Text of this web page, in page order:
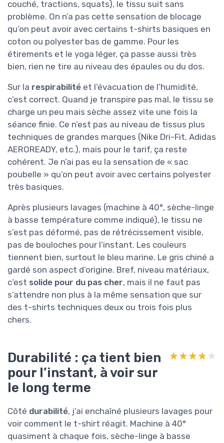
couché, tractions, squats), le tissu suit sans
problème. On n’a pas cette sensation de blocage
qu’on peut avoir avec certains t-shirts basiques en
coton ou polyester bas de gamme. Pour les
étirements et le yoga léger, ça passe aussi très
bien, rien ne tire au niveau des épaules ou du dos.
Sur la respirabilité et l’évacuation de l’humidité,
c’est correct. Quand je transpire pas mal, le tissu se
charge un peu mais sèche assez vite une fois la
séance finie. Ce n’est pas au niveau de tissus plus
techniques de grandes marques (Nike Dri-Fit, Adidas
AEROREADY, etc.), mais pour le tarif, ça reste
cohérent. Je n’ai pas eu la sensation de « sac
poubelle » qu’on peut avoir avec certains polyester
très basiques.
Après plusieurs lavages (machine à 40°, sèche-linge
à basse température comme indiqué), le tissu ne
s’est pas déformé, pas de rétrécissement visible,
pas de bouloches pour l’instant. Les couleurs
tiennent bien, surtout le bleu marine. Le gris chiné a
gardé son aspect d’origine. Bref, niveau matériaux,
c’est solide pour du pas cher, mais il ne faut pas
s’attendre non plus à la même sensation que sur
des t-shirts techniques deux ou trois fois plus
chers.
Durabilité : ça tient bien
pour l’instant, à voir sur
le long terme
★★★★★
★★★★★
Côté durabilité, j’ai enchaîné plusieurs lavages pour
voir comment le t-shirt réagit. Machine à 40°
quasiment à chaque fois, sèche-linge à basse